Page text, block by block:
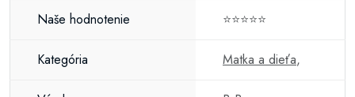
Naše hodnotenie ⭐⭐⭐⭐⭐
Kategória Matka a dieťa,